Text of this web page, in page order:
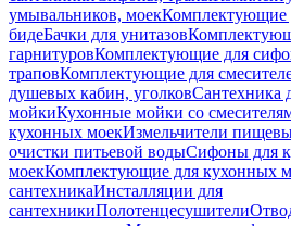
умывальников, моекКомплектующие
бидеБачки для унитазов
гарнитуровКомплектующие для
траповКомплектующие для
душевых кабин, уголковСантехника
мойкиКухонные мойки со
кухонных моекИзмельчители
очистки питьевой водыСифоны для
моекКомплектующие для кухонных
сантехникаИнсталляции для
сантехникиПолотенцесушители